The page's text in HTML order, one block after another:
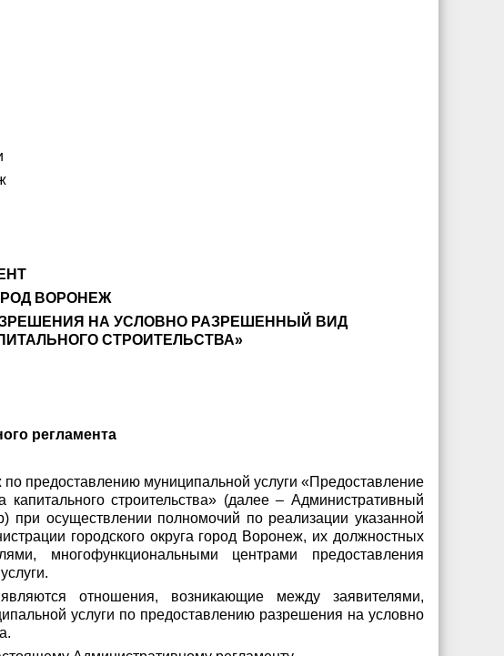
ВОРОНЕЖ
НА УСЛОВНО РАЗРЕШЕННЫЙ ВИД
СТРОИТЕЛЬСТВА»
регламента
предоставлению муниципальной услуги «Предоставление
строительства» (далее – Административный
при осуществлении полномочий по реализации указанной
городского округа город Воронеж, их должностных
многофункциональными центрами предоставления
отношения, возникающие между заявителями,
услуги по предоставлению разрешения на условно